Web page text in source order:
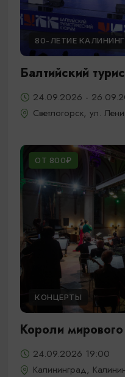
80-ЛЕТИЕ
Балтийский
24.09.2026 -
Светлогорск, ул.
ОТ 800₽
КОНЦЕРТЫ
Короли
24.09.2026 19:00
Калининград,